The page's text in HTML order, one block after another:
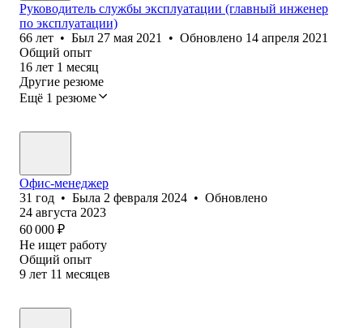
Руководитель службы эксплуатации (главный инженер
по эксплуатации)
66 лет • Был 27 мая 2021 • Обновлено 14 апреля 2021
Общий опыт
16 лет 1 месяц
Другие резюме
Ещё 1 резюме
Офис-менеджер
31 год • Была 2 февраля 2024 • Обновлено
24 августа 2023
60 000 ₽
Не ищет работу
Общий опыт
9 лет 11 месяцев